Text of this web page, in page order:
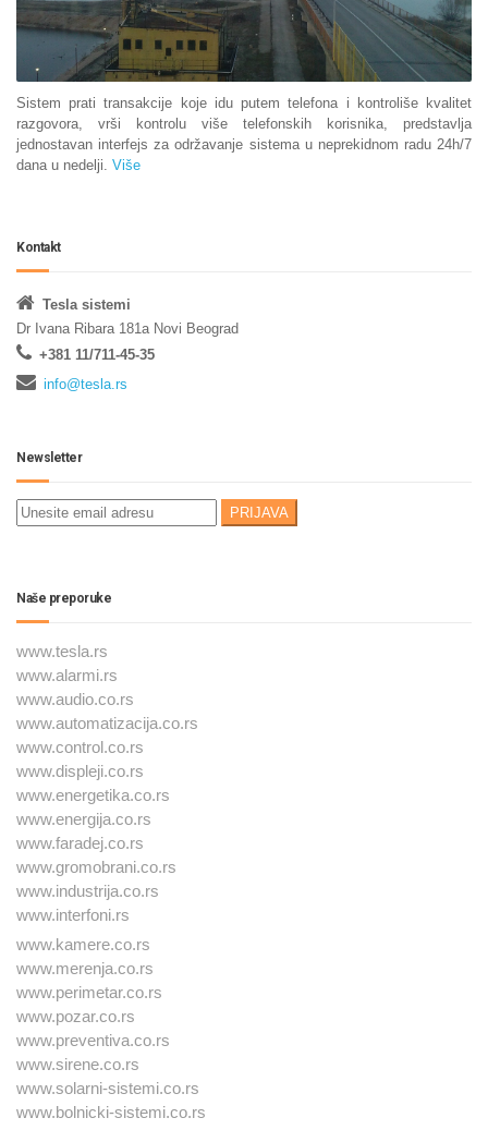
Sistem prati transakcije koje idu putem telefona i kontroliše kvalitet
razgovora, vrši kontrolu više telefonskih korisnika, predstavlja
jednostavan interfejs za održavanje sistema u neprekidnom radu 24h/7
dana u nedelji. Više
Kontakt
Tesla sistemi
Dr Ivana Ribara 181a Novi Beograd
+381 11/711-45-35
info@tesla.rs
Newsletter
Naše preporuke
www.tesla.rs
www.alarmi.rs
www.audio.co.rs
www.automatizacija.co.rs
www.control.co.rs
www.displeji.co.rs
www.energetika.co.rs
www.energija.co.rs
www.faradej.co.rs
www.gromobrani.co.rs
www.industrija.co.rs
www.interfoni.rs
www.kamere.co.rs
www.merenja.co.rs
www.perimetar.co.rs
www.pozar.co.rs
www.preventiva.co.rs
www.sirene.co.rs
www.solarni-sistemi.co.rs
www.bolnicki-sistemi.co.rs